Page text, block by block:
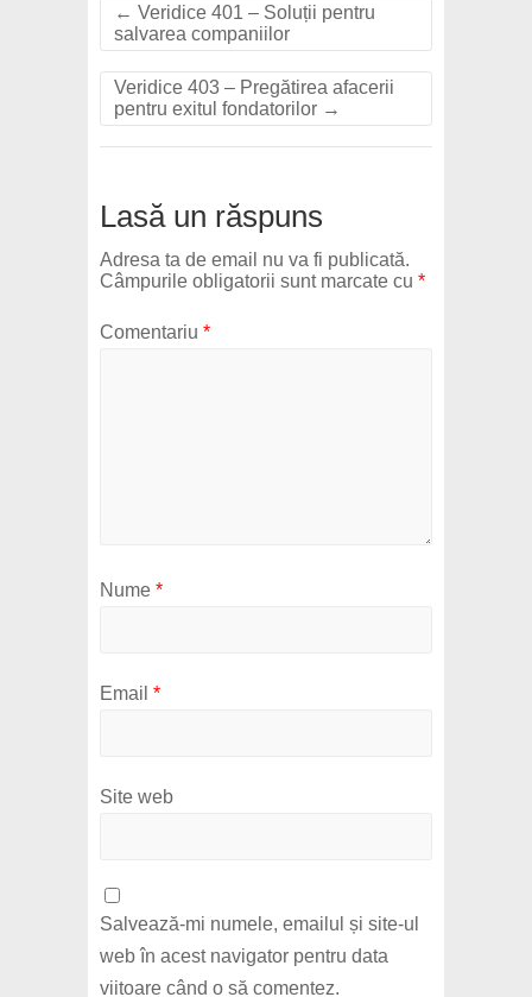
← Veridice 401 – Soluții pentru
salvarea companiilor
Veridice 403 – Pregătirea afacerii
pentru exitul fondatorilor →
Lasă un răspuns
Adresa ta de email nu va fi publicată.
Câmpurile obligatorii sunt marcate cu *
Comentariu *
Nume *
Email *
Site web
Salvează-mi numele, emailul și site-ul
web în acest navigator pentru data
viitoare când o să comentez.